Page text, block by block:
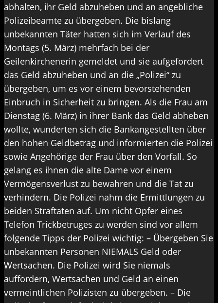
abhalten, ihr Geld abzuheben und an angebliche
Polizeibeamte zu übergeben. Die bislang
unbekannten Täter hatten sich im Verlauf des
Montags (5. März) mehrfach bei der
Geilenkirchenerin gemeldet und sie aufgefordert
das Geld abzuheben und an die „Polizei“ zu
übergeben, um es vor einem bevorstehenden
Einbruch in Sicherheit zu bringen. Als die Frau am
Dienstag (6. März) in ihrer Bank das Geld abheben
wollte, wunderten sich die Bankangestellten über
den hohen Geldbetrag und informierten die Polizei
sowie Angehörige der Frau über den Vorfall. So
gelang es ihnen die alte Dame vor einem
Vermögensverlust zu bewahren und die Tat zu
verhindern. Die Polizei nahm die Ermittlungen zu
beiden Straftaten auf. Um nicht Opfer eines
Telefon Trickbetruges zu werden sind vor allem
folgende Tipps der Polizei wichtig: – Übergeben Sie
unbekannten Personen NIEMALS Geld oder
Wertsachen. Die Polizei wird Sie niemals
auffordern, Wertsachen und Geld an einen
vermeintlichen Polizisten zu übergeben. – Die